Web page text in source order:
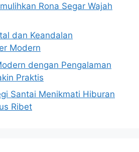
Rona Segar Wajah
dan Keandalan
Modern
dengan Pengalaman
Praktis
Santai Menikmati Hiburan
Ribet